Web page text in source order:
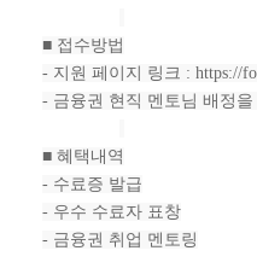
■ 접수방법
- 지원 페이지 링크 : https://
- 금융권 현직 멘토님 배정
■ 혜택내역
- 수료증 발급
- 우수 수료자 표창
- 금융권 취업 멘토링